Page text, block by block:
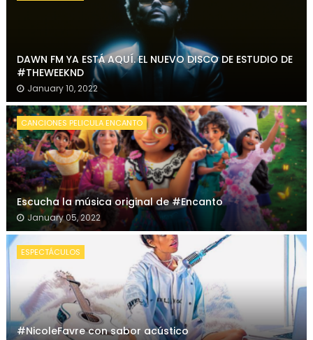
DAWN FM YA ESTÁ AQUÍ. EL NUEVO DISCO DE ESTUDIO DE
#THEWEEKND
January 10, 2022
CANCIONES PELICULA ENCANTO
Escucha la música original de #Encanto
January 05, 2022
ESPECTÁCULOS
#NicoleFavre con sabor acústico